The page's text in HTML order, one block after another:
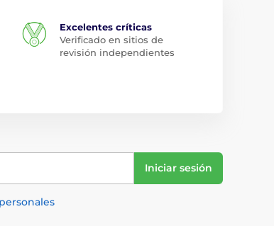
Excelentes críticas
Verificado en sitios de
revisión independientes
Iniciar sesión